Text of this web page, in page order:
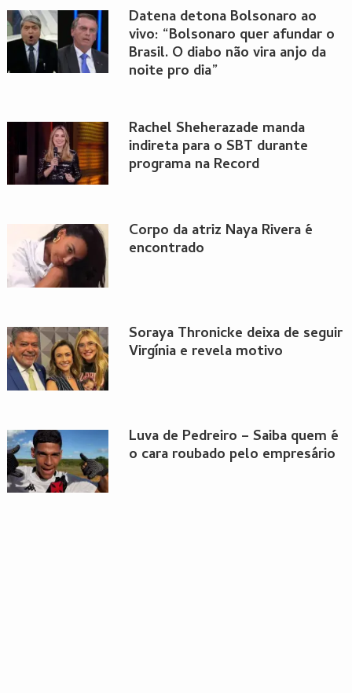
Datena detona Bolsonaro ao
vivo: “Bolsonaro quer afundar o
Brasil. O diabo não vira anjo da
noite pro dia”
Rachel Sheherazade manda
indireta para o SBT durante
programa na Record
Corpo da atriz Naya Rivera é
encontrado
Soraya Thronicke deixa de seguir
Virgínia e revela motivo
Luva de Pedreiro – Saiba quem é
o cara roubado pelo empresário